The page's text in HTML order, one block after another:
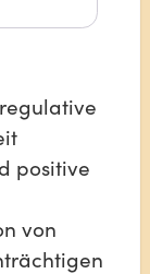
positive
von